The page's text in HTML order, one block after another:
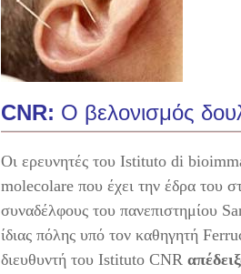
CNR: O βελονισμός
Οι ερευνητές του Istituto di
molecolare που έχει την έδρα του
συναδέλφους του πανεπιστημίου
ίδιας πόλης υπό τον καθηγητή
διευθυντή του Istituto CNR